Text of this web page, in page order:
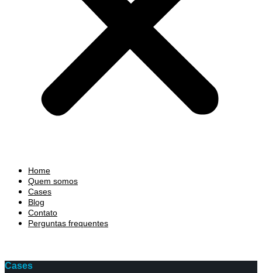
Home
Quem somos
Cases
Blog
Contato
Perguntas frequentes
Cases